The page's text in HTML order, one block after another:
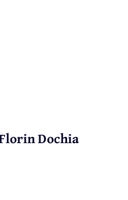
Dochia